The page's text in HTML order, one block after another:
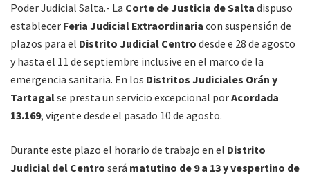
Poder Judicial Salta.- La Corte de Justicia de Salta dispuso
establecer Feria Judicial Extraordinaria con suspensión de
plazos para el Distrito Judicial Centro desde e 28 de agosto
y hasta el 11 de septiembre inclusive en el marco de la
emergencia sanitaria. En los Distritos Judiciales Orán y
Tartagalse presta un servicio excepcional porAcordada
13.169, vigente desde el pasado 10 de agosto.
Durante este plazo el horario de trabajo en el Distrito
Judicial del Centro será matutino de 9 a 13 y vespertino de